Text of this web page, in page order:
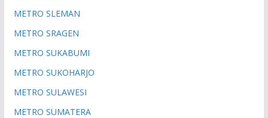
METRO SLEMAN
METRO SRAGEN
METRO SUKABUMI
METRO SUKOHARJO
METRO SULAWESI
METRO SUMATERA